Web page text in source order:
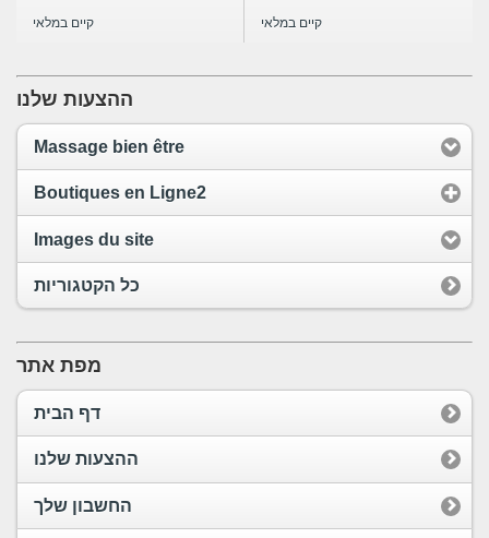
קיים במלאי קיים במלאי
ההצעות שלנו
Massage bien être
Boutiques en Ligne2
Images du site
כל הקטגוריות
מפת אתר
דף הבית
ההצעות שלנו
החשבון שלך